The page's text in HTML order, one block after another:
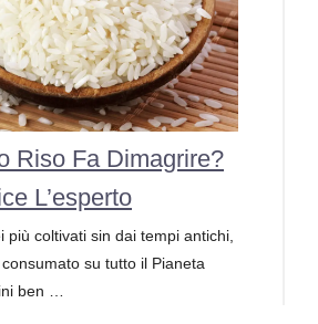
Riso Fa Dimagrire?
L’esperto
più coltivati sin dai tempi antichi,
su tutto il Pianeta
ben …